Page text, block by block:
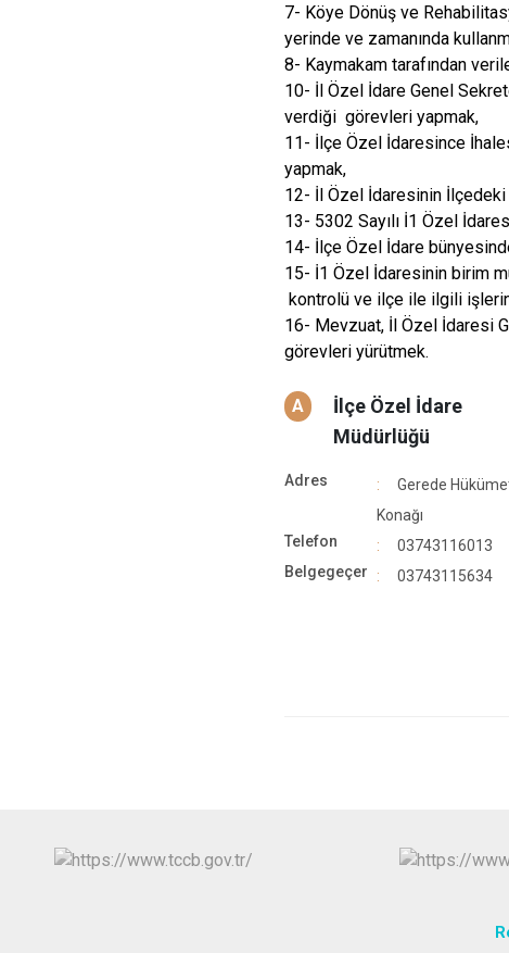
7- Köye Dönüş ve
yerinde ve zamanında
8- Kaymakam tarafından
10- İl Özel İdare Genel
verdiği görevleri yapmak,
11- İlçe Özel İdaresince
yapmak,
12- İl Özel İdaresinin
13- 5302 Sayılı İ1 Özel
14- İlçe Özel İdare
15- İ1 Özel İdaresinin birim
kontrolü ve ilçe ile ilgili işlerin
16- Mevzuat, İl Özel İdaresi
görevleri yürütmek.
A
İlçe Özel İdare
Müdürlüğü
Adres
Gerede
Konağı
Telefon
03743116013
Belgegeçer
03743115634